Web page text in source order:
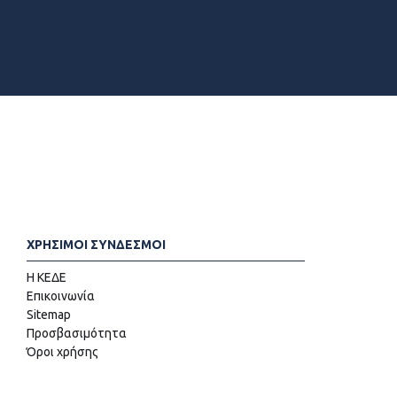
ΧΡΗΣΙΜΟΙ ΣΥΝΔΕΣΜΟΙ
Η ΚΕΔΕ
Επικοινωνία
Sitemap
Προσβασιμότητα
Όροι χρήσης